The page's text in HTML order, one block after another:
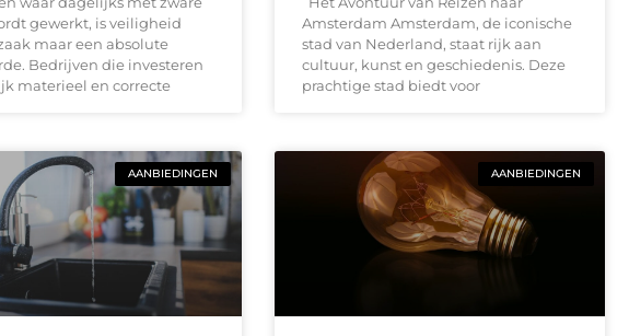
gewerkt, is veiligheid
maar een absolute
Bedrijven die investeren
materieel en correcte
Amsterdam Amsterdam, de iconische
stad van Nederland, staat rijk aan
cultuur, kunst en geschiedenis. Deze
prachtige stad biedt voor
AANBIEDINGEN AANBIEDINGEN